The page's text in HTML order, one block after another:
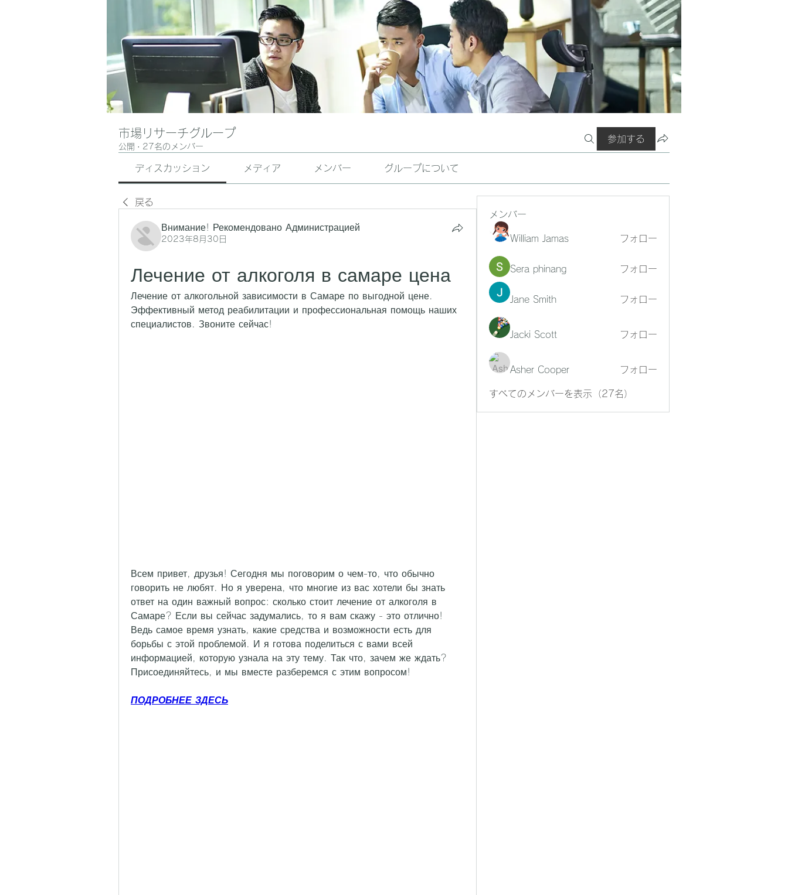
市場リサーチグループ
公開 · 27名のメンバー
参加する
ディスカッション メディア メンバー グループについて
戻る
Внимание! Рекомендовано Администрацией
2023年8月30日
Лечение от алкоголя в самаре цена
Лечение от алкогольной зависимости в Самаре по выгодной цене.
Эффективный метод реабилитации и профессиональная помощь наших
специалистов. Звоните сейчас!
Всем привет, друзья! Сегодня мы поговорим о чем-то, что обычно
говорить не любят. Но я уверена, что многие из вас хотели бы знать
ответ на один важный вопрос: сколько стоит лечение от алкоголя в
Самаре? Если вы сейчас задумались, то я вам скажу - это отлично!
Ведь самое время узнать, какие средства и возможности есть для
борьбы с этой проблемой. И я готова поделиться с вами всей
информацией, которую узнала на эту тему. Так что, зачем же ждать?
Присоединяйтесь, и мы вместе разберемся с этим вопросом!
ПОДРОБНЕЕ ЗДЕСЬ
メンバー
William Jamas フォロー
Sera phinang フォロー
Jane Smith フォロー
Jacki Scott フォロー
Asher Cooper フォロー
すべてのメンバーを表示（27名）